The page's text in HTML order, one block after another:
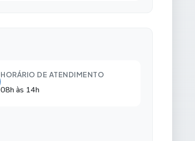
HORÁRIO DE ATENDIMENTO
08h às 14h